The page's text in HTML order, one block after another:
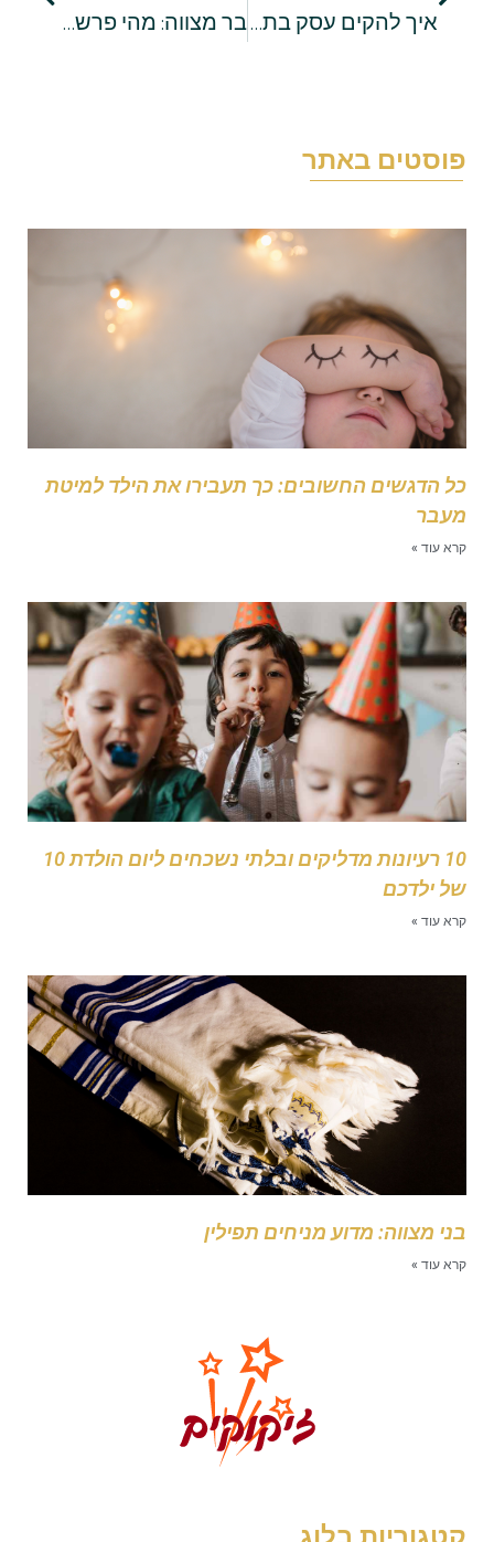
איך להקים עסק בתחום האירועים? בר מצווה: מהי פרשת השבוע שלי?
באתר
הדגשים החשובים: כך תעבירו את הילד למיטת
עוד »
10 רעיונות מדליקים ובלתי נשכחים ליום הולדת 10
ילדכם
עוד »
מצווה: מדוע מניחים תפילין
עוד »